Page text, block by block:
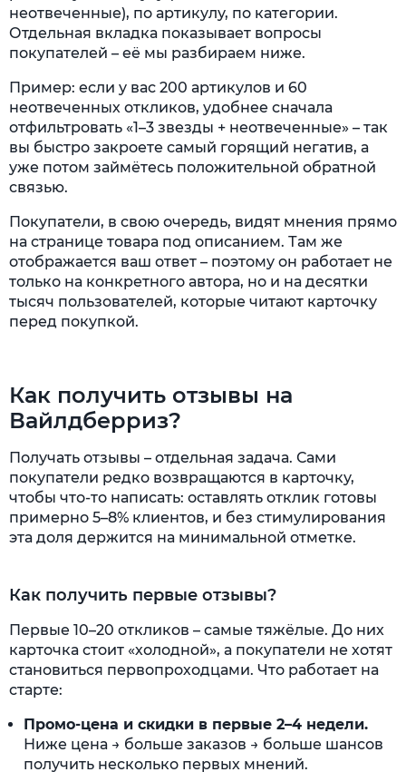
неотвеченные), по артикулу, по категории.
Отдельная вкладка показывает вопросы
покупателей – её мы разбираем ниже.
Пример: если у вас 200 артикулов и 60
неотвеченных откликов, удобнее сначала
отфильтровать «1–3 звезды + неотвеченные» – так
вы быстро закроете самый горящий негатив, а
уже потом займётесь положительной обратной
связью.
Покупатели, в свою очередь, видят мнения прямо
на странице товара под описанием. Там же
отображается ваш ответ – поэтому он работает не
только на конкретного автора, но и на десятки
тысяч пользователей, которые читают карточку
перед покупкой.
Как получить отзывы на
Вайлдберриз?
Получать отзывы – отдельная задача. Сами
покупатели редко возвращаются в карточку,
чтобы что-то написать: оставлять отклик готовы
примерно 5–8% клиентов, и без стимулирования
эта доля держится на минимальной отметке.
Как получить первые отзывы?
Первые 10–20 откликов – самые тяжёлые. До них
карточка стоит «холодной», а покупатели не хотят
становиться первопроходцами. Что работает на
старте:
Промо-цена и скидки в первые 2–4 недели.
Ниже цена → больше заказов → больше шансов
получить несколько первых мнений.